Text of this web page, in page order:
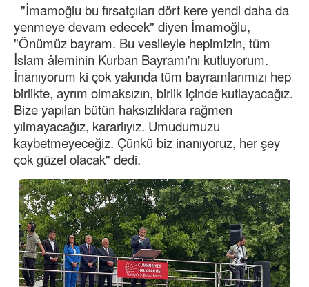
"İmamoğlu bu fırsatçıları dört kere yendi daha da
yenmeye devam edecek" diyen İmamoğlu,
"Önümüz bayram. Bu vesileyle hepimizin, tüm
İslam âleminin Kurban Bayramı'nı kutluyorum.
İnanıyorum ki çok yakında tüm bayramlarımızı hep
birlikte, ayrım olmaksızın, birlik içinde kutlayacağız.
Bize yapılan bütün haksızlıklara rağmen
yılmayacağız, kararlıyız. Umudumuzu
kaybetmeyeceğiz. Çünkü biz inanıyoruz, her şey
çok güzel olacak" dedi.